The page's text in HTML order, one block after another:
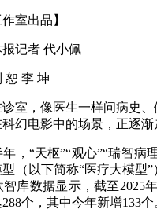
出品】
记者 代小佩
李 坤
，像医生一样问病史、
幻电影中的场景，正逐渐
“天枢”“观心”“瑞智病
（以下简称“医疗大模型
库数据显示，截至2025
个，其中今年新增133个